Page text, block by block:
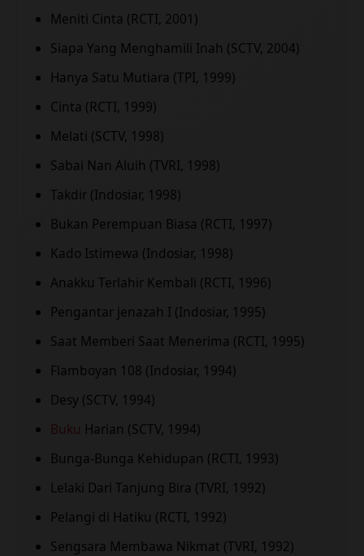
Meniti Cinta (RCTI, 2001)
Siapa Yang Menghamili Inah (SCTV, 2004)
Hanya Satu Mutiara (TPI, 1999)
Cinta (RCTI, 1999)
Melati (SCTV, 1998)
Sabai Nan Aluih (TVRI, 1998)
Takdir (Indosiar, 1998)
Bukan Perempuan Biasa (RCTI, 1997)
Kado Istimewa (Indosiar, 1998)
Anakku Terlahir Kembali (RCTI, 1996)
Pengantar jenazah I (Indosiar, 1995)
Saat Memberi Saat Menerima (RCTI, 1995)
Flamboyan 108 (Indosiar, 1994)
Desy (SCTV, 1994)
Buku Harian (SCTV, 1994)
Bunga-Bunga Kehidupan (RCTI, 1993)
Lelaki Dari Tanjung Bira (TVRI, 1992)
Pelangi di Hatiku (RCTI, 1992)
Sengsara Membawa Nikmat (TVRI, 1992)